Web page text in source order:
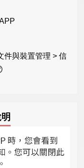
件與裝置管理 > 信